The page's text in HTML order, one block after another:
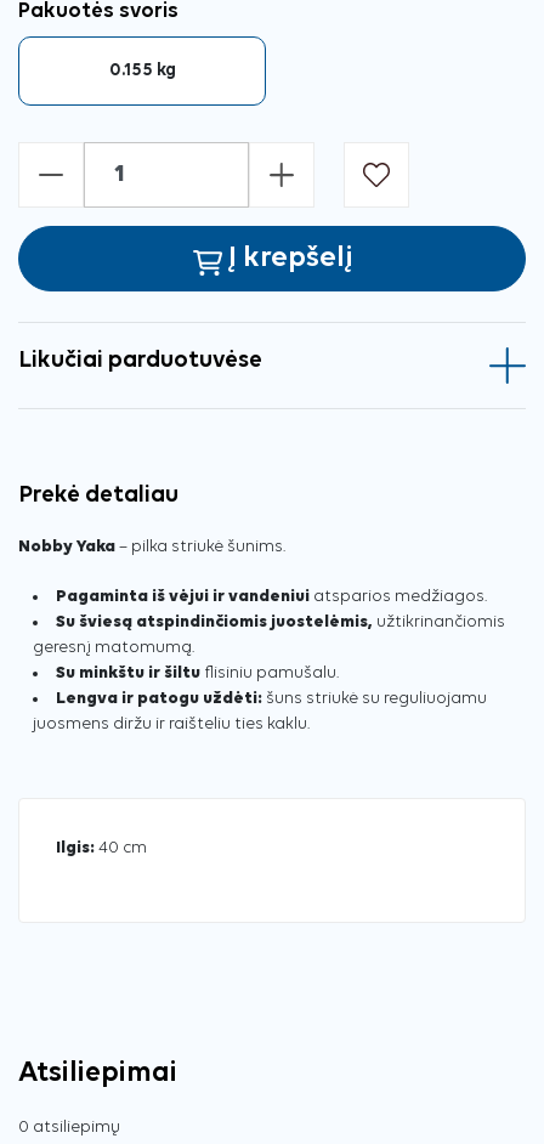
Pakuotės svoris
0.155 kg
- +
Į krepšelį
Likučiai parduotuvėse
Prekė detaliau
Nobby Yaka – pilka striukė šunims.
Pagaminta iš vėjui ir vandeniui atsparios medžiagos.
Su šviesą atspindinčiomis juostelėmis, užtikrinančiomis
geresnį matomumą.
Su minkštu ir šiltu flisiniu pamušalu.
Lengva ir patogu uždėti: šuns striukė su reguliuojamu
juosmens diržu ir raišteliu ties kaklu.
Ilgis: 40 cm
Atsiliepimai
0 atsiliepimų